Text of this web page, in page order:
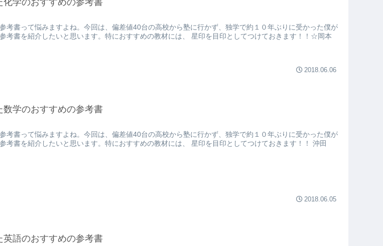
考書って悩みますよね。今回は、偏差値40台の高校から塾に行かず、独学で約１０年ぶりに受かった僕が
考書を紹介したいと思います。特におすすめの教材には、 星印を目印としてつけておきます！！☆岡本
2018.06.06
学のおすすめの参考書
考書って悩みますよね。今回は、偏差値40台の高校から塾に行かず、独学で約１０年ぶりに受かった僕が
考書を紹介したいと思います。特におすすめの教材には、 星印を目印としてつけておきます！！ 沖田
2018.06.05
語のおすすめの参考書